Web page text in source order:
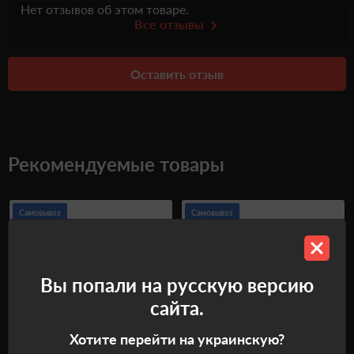
Нет отзывов об этом товаре.
Все отзывы
Оставить отзыв
Рекомендуемые товары
Самовывоз Самовывоз
Вы попали на русскую версию
сайта.
Хотите перейти на украинскую?